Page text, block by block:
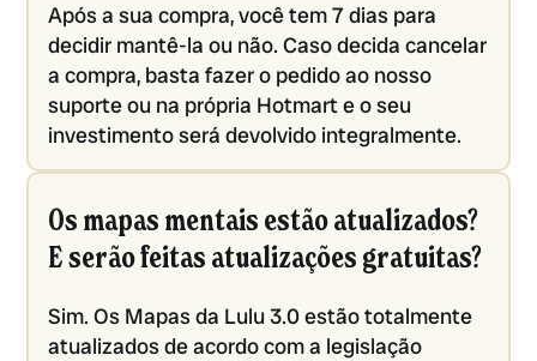
Após a sua compra, você tem 7 dias para
decidir mantê-la ou não. Caso decida cancelar
a compra, basta fazer o pedido ao nosso
suporte ou na própria Hotmart e o seu
investimento será devolvido integralmente.
Os mapas mentais estão atualizados?
E serão feitas atualizações gratuitas?
Sim. Os Mapas da Lulu 3.0 estão totalmente
atualizados de acordo com a legislação